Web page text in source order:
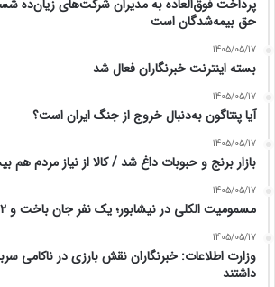
پرداخت فوق‌العاده به مدیران شرکت‌های زیان‌ده
حق بیمه‌شدگان است
1405/05/17
بسته اینترنت خبرنگاران فعال شد
1405/05/17
آیا پنتاگون به‌دنبال خروج از جنگ ایران است؟
1405/05/17
بازار برنج و حبوبات داغ شد / کالا از نیاز مردم هم
1405/05/17
مسمومیت الکلی در نیشابور؛ یک نفر جان باخت و ۱۲ نفر بستری شدند
1405/05/17
وزارت اطلاعات: خبرنگاران نقش بارزی در ناکامی
داشتند